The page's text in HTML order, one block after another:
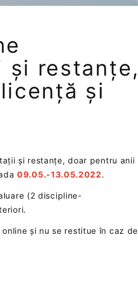
și restanțe,
și
și restanțe, doar pentru anii
09.05.-13.05.2022.
(2 discipline-
online și nu se restitue în caz de